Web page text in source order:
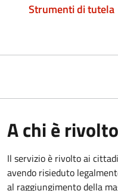
Strumenti di tutela
A chi è rivolto
Il servizio è rivolto ai
avendo risieduto
al raggiungimento della